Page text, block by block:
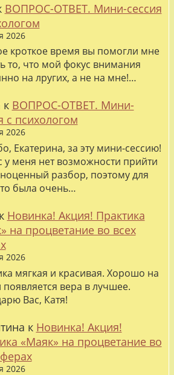
ВОПРОС-ОТВЕТ. Мини-сессия
2026
кроткое время вы помогли мне
то, что мой фокус внимания
на лругих, а не на мне!…
к ВОПРОС-ОТВЕТ. Мини-
с психологом
2026
Екатерина, за эту мини-сессию!
у меня нет возможности прийти
разбор, поэтому для
была очень…
к Новинка! Акция! Практика
на процветание во всех
2026
мягкая и красивая. Хорошо на
вера в лучшее.
Вас, Катя!
к Новинка! Акция!
«Маяк» на процветание во
2026